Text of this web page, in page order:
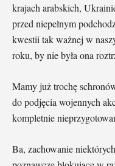
krajach arabskich,
przed niepełnym
kwestii tak ważnej w
roku, by nie była ona
Mamy już trochę
do podjęcia wojennych
kompletnie
Ba, zachowanie